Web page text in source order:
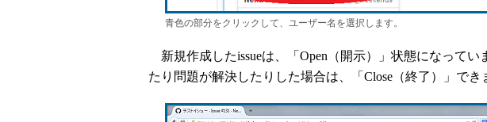
青色の部分をクリックして、ユーザー名を選択します。
新規作成したissueは、「Open（開示）」状態になってい
たり問題が解決したりした場合は、「Close（終了）」でき